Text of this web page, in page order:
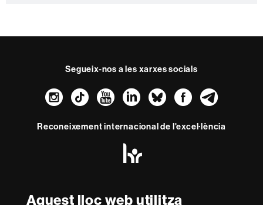
Aquest lloc web utilitza
Segueix-nos a les xarxes socials
Instagram
TikTokYouTube
LinkedIn
Bluesky
Reconeixement internacional de l'excel·lència
-
Amb el finançament de